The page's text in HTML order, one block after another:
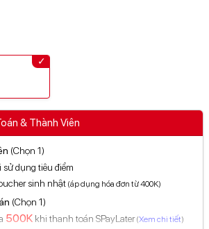
& Thành Viên
(Chọn 1)
sử dụng tiêu điểm
sinh nhật (áp dụng hóa đơn từ 400K)
(Chọn 1)
500K khi thanh toán SPayLater(Xem chi tiết)